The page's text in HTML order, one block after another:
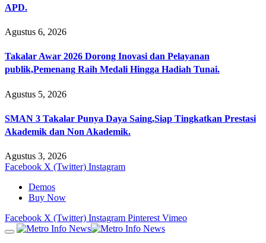
APD.
Agustus 6, 2026
Takalar Awar 2026 Dorong Inovasi dan Pelayanan
publik,Pemenang Raih Medali Hingga Hadiah Tunai.
Agustus 5, 2026
SMAN 3 Takalar Punya Daya Saing,Siap Tingkatkan Prestasi
Akademik dan Non Akademik.
Agustus 3, 2026
Facebook X (Twitter) Instagram
Demos
Buy Now
Facebook X (Twitter) Instagram Pinterest Vimeo